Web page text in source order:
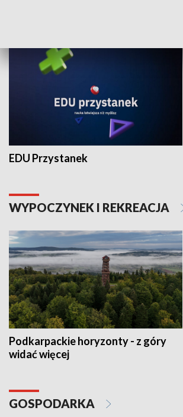
EDU Przystanek
WYPOCZYNEK I REKREACJA
Podkarpackie horyzonty - z góry
widać więcej
GOSPODARKA